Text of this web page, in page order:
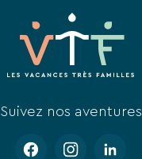
Suivez nos aventures